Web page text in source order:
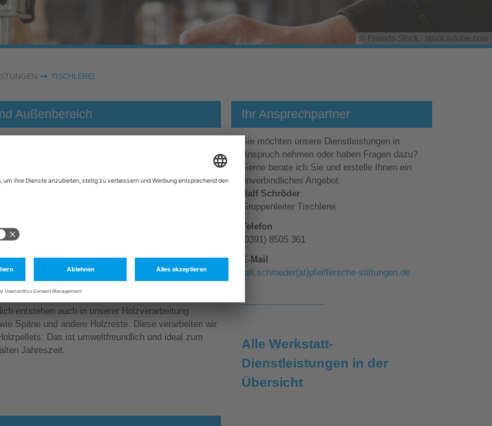
© Friends Stock - stock.adobe.com
TISCHLEREI
Außenbereich
Wir fertigen Holzprodukte, die später in anderen
für Ingenieurbüros zur Grundstücksvermessung
Breiten.
Auf Kundenwunsch fertigen wir
Pfeiffers
oder aufgearbeitet. Möbelstücke wie Hocker oder
aus dem Raum Magdeburg.
entstehen auch in unserer Holzverarbeitung
Späne und andere Holzreste. Diese verarbeiten wir
Das ist umweltfreundlich und ideal zum
Jahreszeit.
Ihr Ansprechpartner
Sie möchten unsere Dienstleistungen in
Anspruch nehmen oder haben Fragen dazu?
Gerne berate ich Sie und erstelle Ihnen ein
unverbindliches Angebot.
Ralf Schröder
Gruppenleiter Tischlerei
Telefon
(0391) 8505 361
E-Mail
ralf.schroeder(at)​pfeiffersche-stiftungen.de
Alle Werkstatt-
Dienstleistungen in der
Übersicht